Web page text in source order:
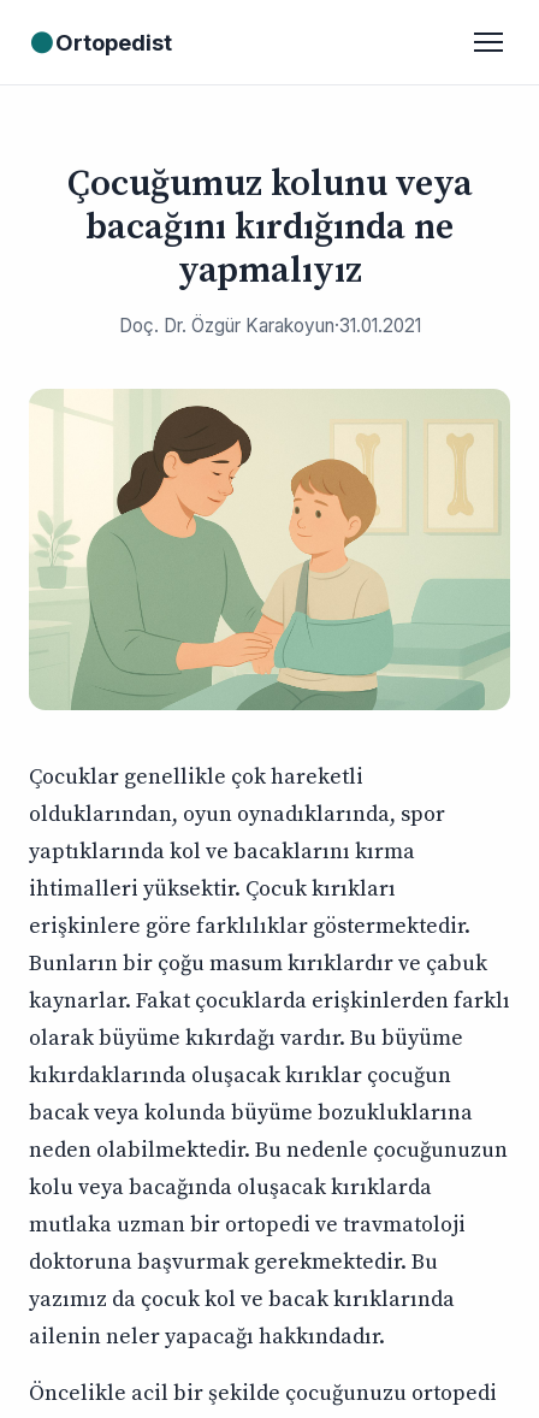
●Ortopedist
Çocuğumuz kolunu veya
bacağını kırdığında ne
yapmalıyız
Doç. Dr. Özgür Karakoyun·31.01.2021
Çocuklar genellikle çok hareketli
olduklarından, oyun oynadıklarında, spor
yaptıklarında kol ve bacaklarını kırma
ihtimalleri yüksektir. Çocuk kırıkları
erişkinlere göre farklılıklar göstermektedir.
Bunların bir çoğu masum kırıklardır ve çabuk
kaynarlar. Fakat çocuklarda erişkinlerden farklı
olarak büyüme kıkırdağı vardır. Bu büyüme
kıkırdaklarında oluşacak kırıklar çocuğun
bacak veya kolunda büyüme bozukluklarına
neden olabilmektedir. Bu nedenle çocuğunuzun
kolu veya bacağında oluşacak kırıklarda
mutlaka uzman bir ortopedi ve travmatoloji
doktoruna başvurmak gerekmektedir. Bu
yazımız da çocuk kol ve bacak kırıklarında
ailenin neler yapacağı hakkındadır.
Öncelikle acil bir şekilde çocuğunuzu ortopedi